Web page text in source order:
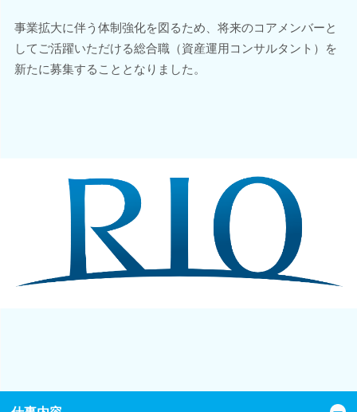
事業拡大に伴う体制強化を図るため、将来のコアメンバーと
してご活躍いただける総合職（資産運用コンサルタント）を
新たに募集することとなりました。